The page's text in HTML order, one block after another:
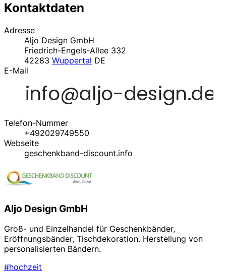
Kontaktdaten
Adresse
Aljo Design GmbH
Friedrich-Engels-Allee 332
42283 Wuppertal DE
E-Mail
Telefon-Nummer
+492029749550
Webseite
geschenkband-discount.info
Aljo Design GmbH
Groß- und Einzelhandel für Geschenkbänder,
Eröffnungsbänder, Tischdekoration. Herstellung von
personalisierten Bändern.
#hochzeit